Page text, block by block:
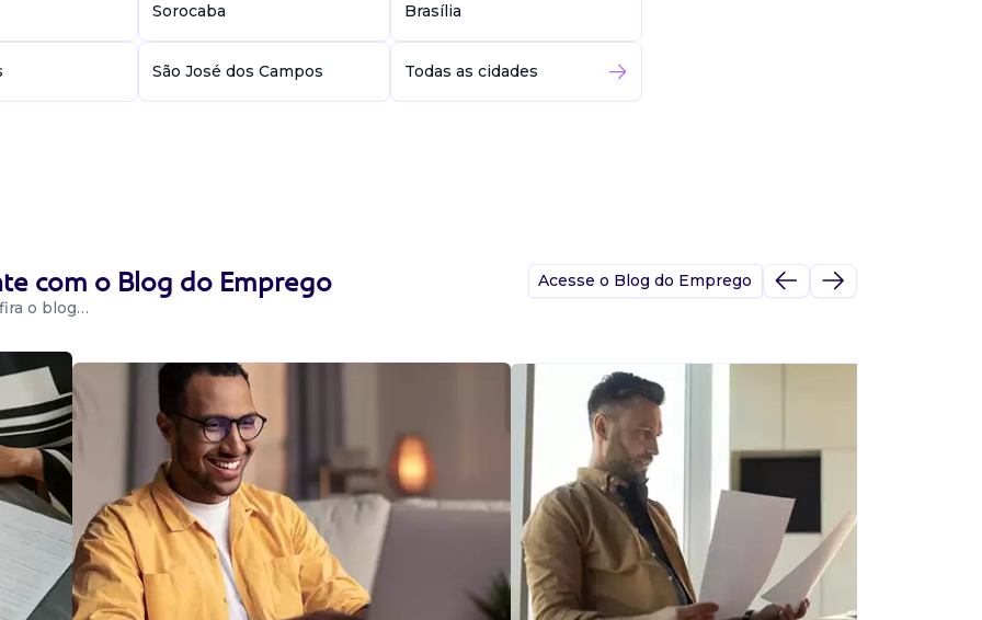
em
social ou
produto,
Sorocaba Brasília
São José dos Campos Todas as cidades
com o Blog do Emprego
o blog…
Acesse o Blog do Emprego